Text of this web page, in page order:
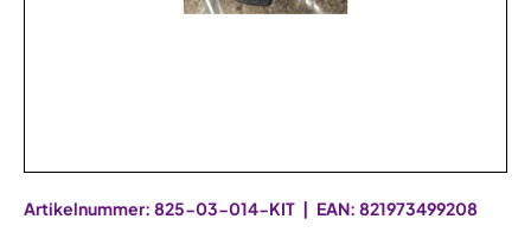
Artikelnummer: 825-03-014-KIT | EAN: 821973499208